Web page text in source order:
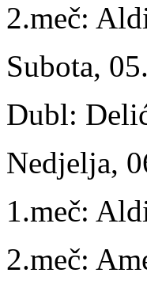
2.meč:
Subota,
Dubl:
Nedjelja,
1.meč:
2.meč: